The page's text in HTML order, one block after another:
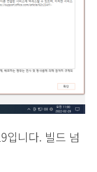
입니다. 빌드 넘